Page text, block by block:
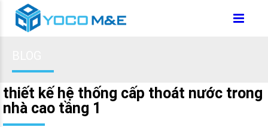
thiết kế hệ thống cấp thoát nước trong
nhà cao tầng 1